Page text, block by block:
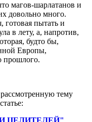
магов-шарлатанов и
довольно много.
готовая пытать и
в лету, а, напротив,
будто бы,
Европы,
прошлого.
тему
ЦЕЛИТЕЛЕЙ"